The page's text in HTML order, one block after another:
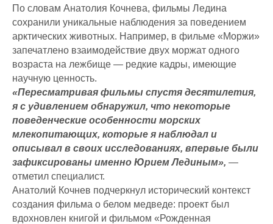
По словам Анатолия Кочнева, фильмы Ледина
сохранили уникальные наблюдения за поведением
арктических животных. Например, в фильме «Моржи»
запечатлено взаимодействие двух моржат одного
возраста на лежбище — редкие кадры, имеющие
научную ценность.
«Пересматривая фильмы спустя десятилетия,
я с удивлением обнаружил, что некоторые
поведенческие особенности морских
млекопитающих, которые я наблюдал и
описывал в своих исследованиях, впервые были
зафиксированы именно Юрием Лединым», —
отметил специалист.
Анатолий Кочнев подчеркнул исторический контекст
создания фильма о белом медведе: проект был
вдохновлен книгой и фильмом «Рожденная